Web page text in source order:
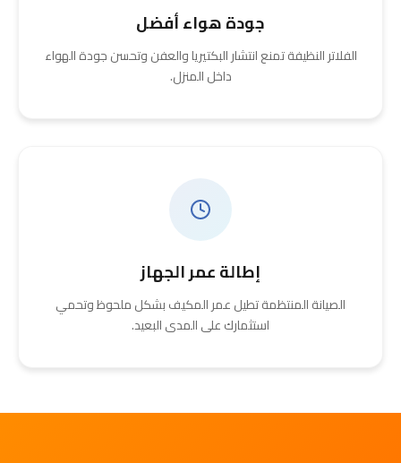
جودة هواء أفضل
الفلاتر النظيفة تمنع انتشار البكتيريا والعفن وتحسن جودة الهواء
داخل المنزل.
إطالة عمر الجهاز
الصيانة المنتظمة تطيل عمر المكيف بشكل ملحوظ وتحمي
استثمارك على المدى البعيد.